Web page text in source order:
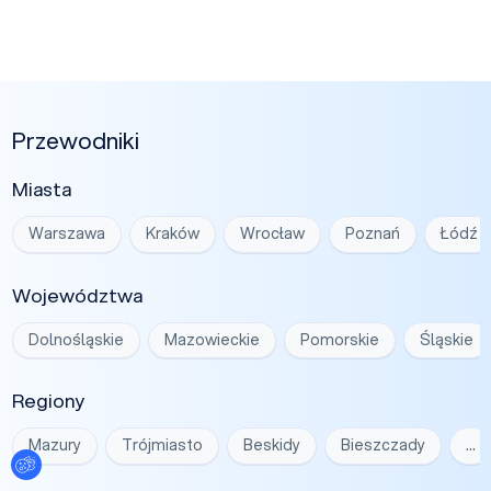
Przewodniki
Miasta
Warszawa Kraków Wrocław Poznań Łódź
Województwa
Dolnośląskie Mazowieckie Pomorskie Śląskie
Regiony
Mazury Trójmiasto Beskidy Bieszczady …
Ustawienia plików cookies